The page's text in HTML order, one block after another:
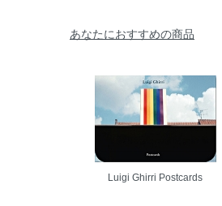
あなたにおすすめの商品
Luigi Ghirri Postcards